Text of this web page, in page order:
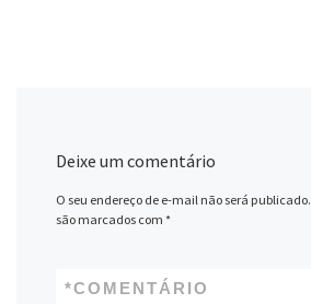
Deixe um comentário
O seu endereço de e-mail não será publicado.
são marcados com*
COMENTÁRIO
*